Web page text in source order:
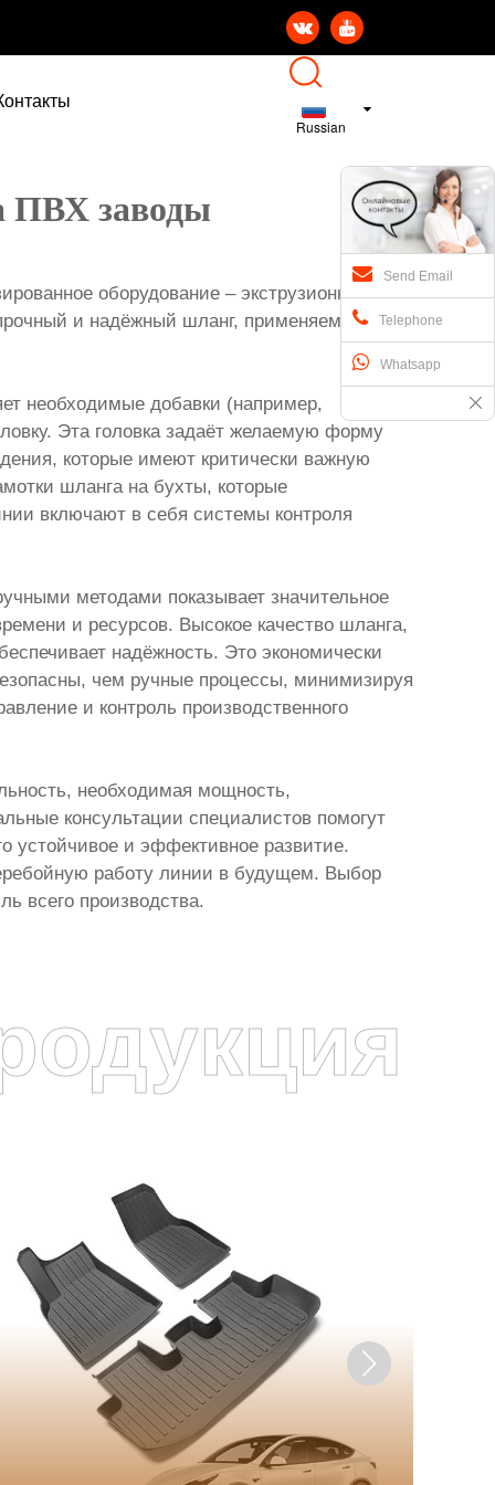
 
Russian
ПВХ заводы
оборудование – экструзионные
и надёжный шланг, применяемый в
необходимые добавки (например,
Эта головка задаёт желаемую форму
которые имеют критически важную
шланга на бухты, которые
включают в себя системы контроля
методами показывает значительное
и ресурсов. Высокое качество шланга,
надёжность. Это экономически
чем ручные процессы, минимизируя
и контроль производственного
необходимая мощность,
консультации специалистов помогут
устойчивое и эффективное развитие.
работу линии в будущем. Выбор
всего производства.
Send Email
Telephone
Whatsapp